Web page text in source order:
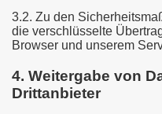
3.2. Zu den
die verschlüsselte
Browser und unserem
4. Weitergabe von
Drittanbieter